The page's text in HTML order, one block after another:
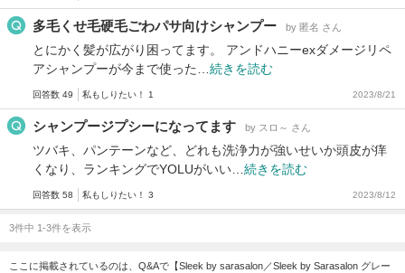
多毛くせ毛硬毛ごわパサ向けシャンプー by 匿名 さん
とにかく髪が広がり困ってます。 アンドハニーexダメージリペ
アシャンプーが今まで使った… 続きを読む
回答数 49 私もしりたい！ 1 2023/8/21
シャンプージプシーになってます by スロ～ さん
ツバキ、パンテーンなど、どれも洗浄力が強いせいか頭皮が痒
くなり、ランキングでYOLUがいい… 続きを読む
回答数 58 私もしりたい！ 3 2023/8/12
3件中 1-3件を表示
ここに掲載されているのは、Q&Aで【Sleek by sarasalon／Sleek by Sarasalon グレー